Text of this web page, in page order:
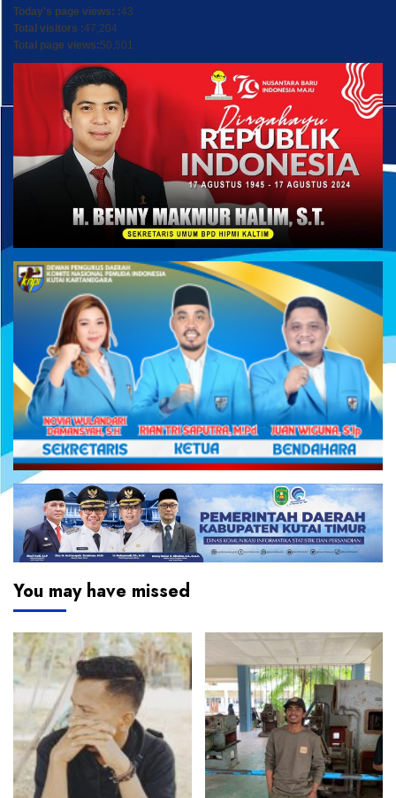
Today's page views: :43
Total visitors :47,204
Total page views:50,501
You may have missed